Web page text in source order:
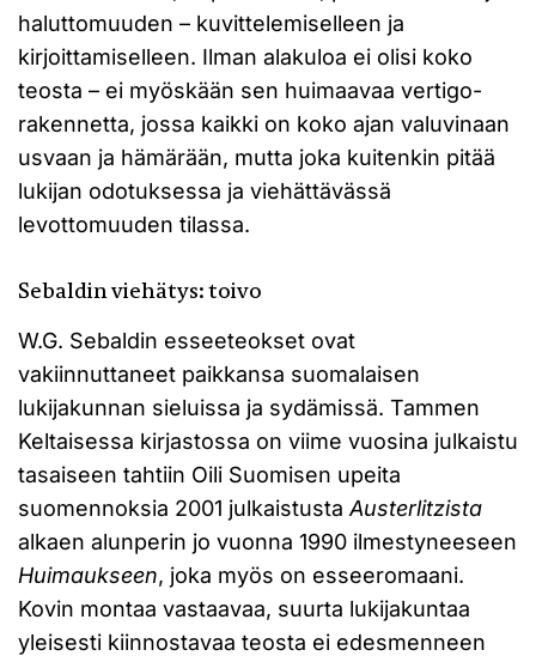
haluttomuuden – kuvittelemiselleen ja
kirjoittamiselleen. Ilman alakuloa ei olisi koko
teosta – ei myöskään sen huimaavaa vertigo-
rakennetta, jossa kaikki on koko ajan valuvinaan
usvaan ja hämärään, mutta joka kuitenkin pitää
lukijan odotuksessa ja viehättävässä
levottomuuden tilassa.
Sebaldin viehätys: toivo
W.G. Sebaldin esseeteokset ovat
vakiinnuttaneet paikkansa suomalaisen
lukijakunnan sieluissa ja sydämissä. Tammen
Keltaisessa kirjastossa on viime vuosina julkaistu
tasaiseen tahtiin Oili Suomisen upeita
suomennoksia 2001 julkaistusta Austerlitzista
alkaen alunperin jo vuonna 1990 ilmestyneeseen
Huimaukseen, joka myös on esseeromaani.
Kovin montaa vastaavaa, suurta lukijakuntaa
yleisesti kiinnostavaa teosta ei edesmenneen